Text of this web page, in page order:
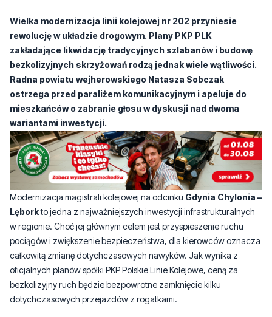
bezkolizyjnych skrzyżowań rodzą jednak wiele wątliwości.
Radna powiatu wejherowskiego Natasza Sobczak
ostrzega przed paraliżem komunikacyjnym i apeluje do
mieszkańców o zabranie głosu w dyskusji nad dwoma
wariantami inwestycji.
Modernizacja magistrali kolejowej na odcinkuGdynia Chylonia –
Lęborkto jedna z najważniejszych inwestycji infrastrukturalnych
w regionie. Choć jej głównym celem jest przyspieszenie ruchu
pociągów i zwiększenie bezpieczeństwa, dla kierowców oznacza
całkowitą zmianę dotychczasowych nawyków. Jak wynika z
oficjalnych planów spółki PKP Polskie Linie Kolejowe, ceną za
bezkolizyjny ruch będzie bezpowrotne zamknięcie kilku
dotychczasowych przejazdów z rogatkami.
Największe emocje wywołują plany dotyczące zachodnich
rogatek Wejherowa i sąsiadującej z nim gminy. Na stole pojawiła się